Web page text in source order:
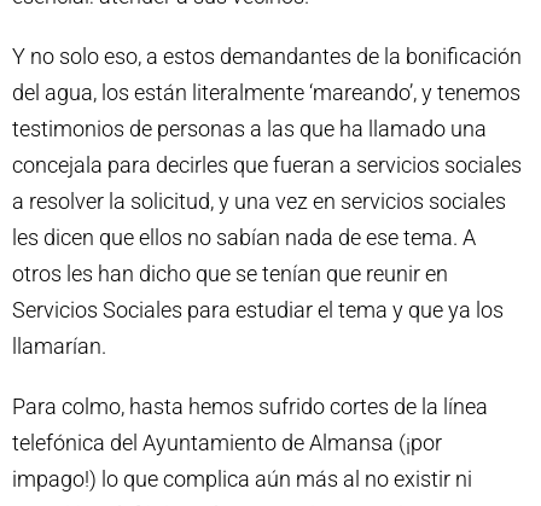
Y no solo eso, a estos demandantes de la bonificación
del agua, los están literalmente ‘mareando’, y tenemos
testimonios de personas a las que ha llamado una
concejala para decirles que fueran a servicios sociales
a resolver la solicitud, y una vez en servicios sociales
les dicen que ellos no sabían nada de ese tema. A
otros les han dicho que se tenían que reunir en
Servicios Sociales para estudiar el tema y que ya los
llamarían.
Para colmo, hasta hemos sufrido cortes de la línea
telefónica del Ayuntamiento de Almansa (¡por
impago!) lo que complica aún más al no existir ni